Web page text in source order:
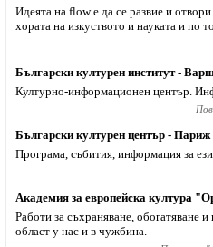
Идеята на flow е да се развие и
хората на изкуството и науката и по
Български културен институт -
Културно-информационен център.
Български културен център - Париж
Програма, събития, информация за
Академия за европейска култура
Работи за съхраняване, обогатяване
област у нас и в чужбина.